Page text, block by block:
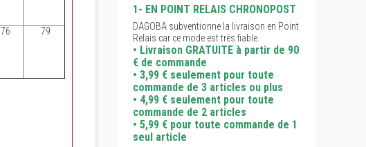
76 79
1- EN POINT RELAIS CHRONOPOST
DAGOBA subventionne la livraison en Point
Relais car ce mode est très fiable.
• Livraison GRATUITE à partir de 90
€ de commande
• 3,99 € seulement pour toute
commande de 3 articles ou plus
• 4,99 € seulement pour toute
commande de 2 articles
• 5,99 € pour toute commande de 1
seul article